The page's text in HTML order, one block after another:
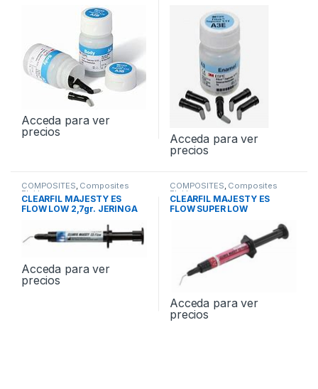
Acceda para ver
precios
Acceda para ver
precios
COMPOSITES, Composites
Fluidos
CLEARFIL MAJESTY ES
FLOW LOW 2,7gr. JERINGA
Acceda para ver
precios
COMPOSITES, Composites
Fluidos
CLEARFIL MAJESTY ES
FLOW SUPER LOW
Acceda para ver
precios